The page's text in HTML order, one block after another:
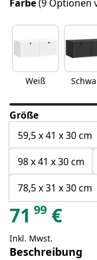
Farbe(9 Optionen
Weiß
Größe
59,5 x 41 x 30 cm
98 x 41 x 30 cm
78,5 x 31 x 30 cm
71 99 €
Inkl. Mwst.
Beschreibung